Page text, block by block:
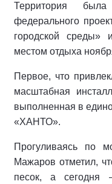
Территория
федерального
городской
местом отдыха
Первое, что
масштабная
выполненная в
«ХАНТО».
Прогуливаясь по
Мажаров отметил,
песок, а сегодня